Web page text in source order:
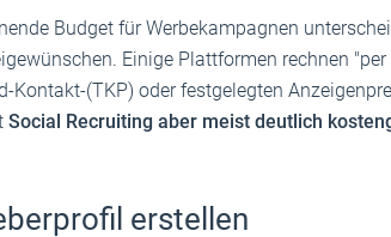
Budget für Werbekampagnen
Einige Plattformen rechnen
Kontakt-(TKP) oder festgelegten
Social Recruiting aber meist deutlich
erstellen